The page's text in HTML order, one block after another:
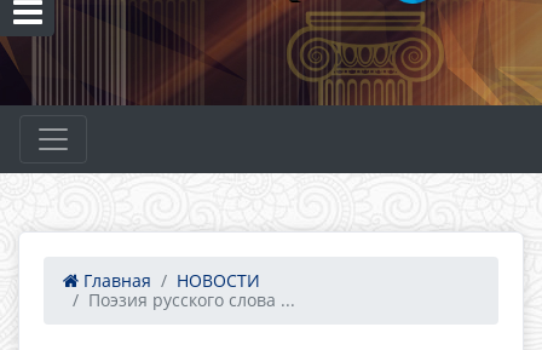
Главная
НОВОСТИ
Поэзия русского слова ...